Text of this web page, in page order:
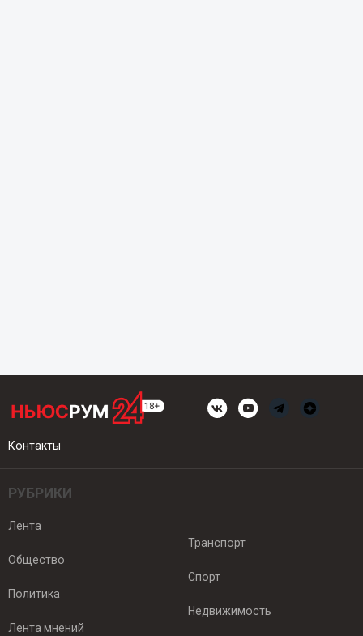
Контакты
РУБРИКИ
Лента
Общество
Политика
Лента мнений
Транспорт
Спорт
Недвижимость